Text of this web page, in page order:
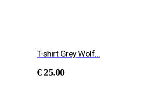
T-shirt Grey Wolf…
€ 25.00